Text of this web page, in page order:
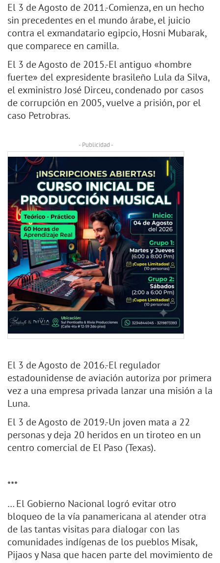
El 3 de Agosto de 2011.-Comienza, en un hecho
sin precedentes en el mundo árabe, el juicio
contra el exmandatario egipcio, Hosni Mubarak,
que comparece en camilla.
El 3 de Agosto de 2015.-El antiguo «hombre
fuerte» del expresidente brasileño Lula da Silva,
el exministro José Dirceu, condenado por casos
de corrupción en 2005, vuelve a prisión, por el
caso Petrobras.
- Publicidad -
El 3 de Agosto de 2016.-El regulador
estadounidense de aviación autoriza por primera
vez a una empresa privada lanzar una misión a la
Luna.
El 3 de Agosto de 2019.-Un joven mata a 22
personas y deja 20 heridos en un tiroteo en un
centro comercial de El Paso (Texas).
***
… El Gobierno Nacional logró evitar otro
bloqueo de la vía panamericana al atender otra
de las tantas visitas para dialogar con las
comunidades indígenas de los pueblos Misak,
Pijaos y Nasa que hacen parte del movimiento de